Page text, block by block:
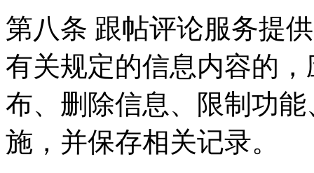
第八条 跟帖评论服务提
有关规定的信息内容的
布、删除信息、限制功
施，并保存相关记录。